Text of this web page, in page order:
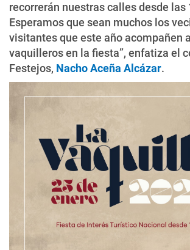
recorrerán nuestras calles desde las
Esperamos que sean muchos los
visitantes que este año acompañen
vaquilleros en la fiesta”, enfatiza el
Festejos, Nacho Aceña Alcázar.